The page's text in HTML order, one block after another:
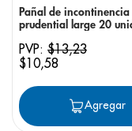
Pañal de incontinencia
prudential large 20
PVP: $13,23
$10,58
Agregar